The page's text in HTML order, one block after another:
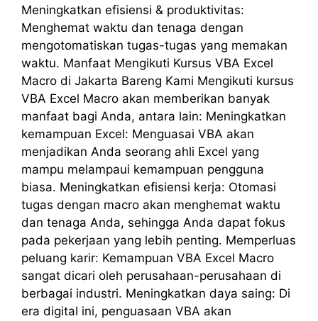
Meningkatkan efisiensi & produktivitas:
Menghemat waktu dan tenaga dengan
mengotomatiskan tugas-tugas yang memakan
waktu. Manfaat Mengikuti Kursus VBA Excel
Macro di Jakarta Bareng Kami Mengikuti kursus
VBA Excel Macro akan memberikan banyak
manfaat bagi Anda, antara lain: Meningkatkan
kemampuan Excel: Menguasai VBA akan
menjadikan Anda seorang ahli Excel yang
mampu melampaui kemampuan pengguna
biasa. Meningkatkan efisiensi kerja: Otomasi
tugas dengan macro akan menghemat waktu
dan tenaga Anda, sehingga Anda dapat fokus
pada pekerjaan yang lebih penting. Memperluas
peluang karir: Kemampuan VBA Excel Macro
sangat dicari oleh perusahaan-perusahaan di
berbagai industri. Meningkatkan daya saing: Di
era digital ini, penguasaan VBA akan